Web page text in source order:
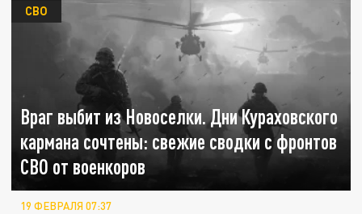
Враг выбит из Новоселки. Дни Кураховского
кармана сочтены: свежие сводки с фронтов
СВО от военкоров
СВО
19 ФЕВРАЛЯ 07:37